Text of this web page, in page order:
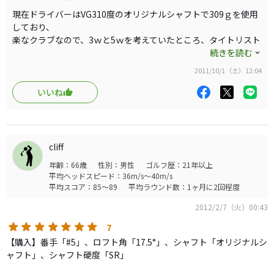
現在ドライバーはVG310度のオリジナルシャフトで309ｇを使用
しており、
楽なクラブなので、3ｗと5ｗを考えていたところ、タイトリスト
試打会があり、このFWの2種類のシャフトを打った。
オリジナルが314ｇでモトーレFが322ｇだが、今のドライバーの
重量、トルクからして、モトーレFの方が打ち易かった。
オリジナルも当然振りやすいが球がバラついた。
当然だが、総重量、シャフトの重さ、トルクが違うだけで後は同
同じシャフトの方が良いとは限らないので、しっかり試打したほ
うが良いと思いました。
試打しないとドライバーと同じシャフトにするところでした。
続きを読む
2011/10/1（土）12:04
いいね
cliff
年齢：66歳 性別：男性
ゴルフ歴：21年以上
平均ヘッドスピード：36m/s～40m/s
平均スコア：85～89
平均ラウンド数：1ヶ月に2回程度
2012/2/7（火）00:43
7
【購入】番手「#5」、ロフト角「17.5°」、シャフト「オリジナルシ
ャフト」、シャフト硬度「SR」